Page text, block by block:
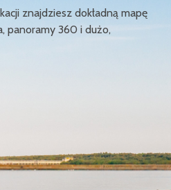
znajdziesz dokładną mapę
panoramy 360 i dużo,